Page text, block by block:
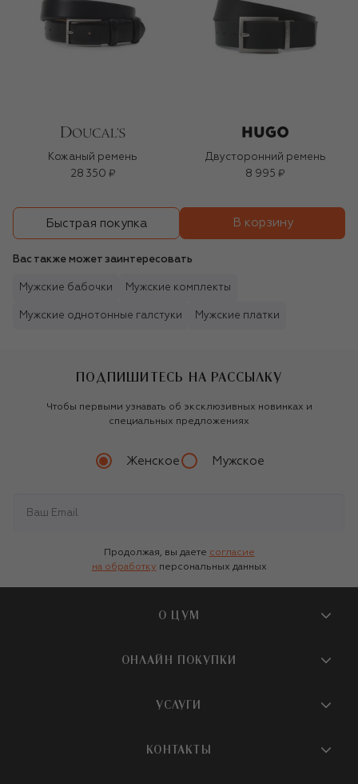
Кожаный ремень
28 350 ₽
Двусторонний ремень
8 995 ₽
Быстрая покупка В корзину
Вас также может заинтересовать
Мужские бабочки Мужские комплекты
Мужские однотонные галстуки Мужские платки
ПОДПИШИТЕСЬ НА РАССЫЛКУ
Чтобы первыми узнавать об эксклюзивных новинках и
специальных предложениях
Женское Мужское
Продолжая, вы даете согласие
на обработку персональных данных
О ЦУМ
О магазине
Бутики и ПВЗ ЦУМ
ОНЛАЙН ПОКУПКИ
Доставка
УСЛУГИ
КОНТАКТЫ